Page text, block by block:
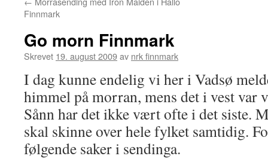
Finnmark
Go morn Finnmark
Skrevet 19. august 2009av nrk finnmark
I dag kunne endelig vi her i Vadsø
himmel på morran, mens det i vest var
Sånn har det ikke vært ofte i det siste.
skal skinne over hele fylket samtidig.
følgende saker i sendinga.